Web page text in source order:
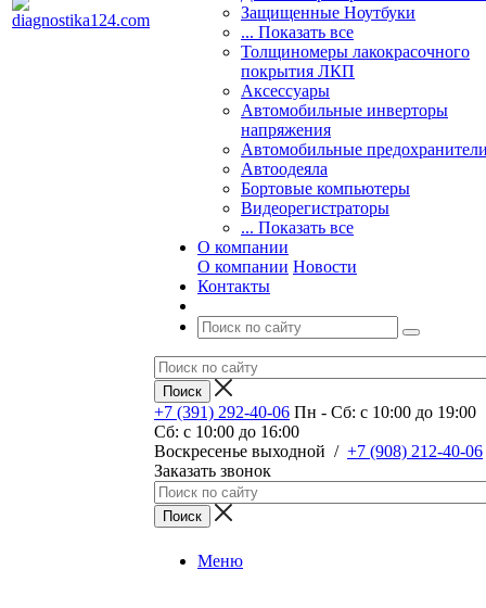
Защищенные Ноутбуки
... Показать все
Толщиномеры лакокрасочного
покрытия ЛКП
Аксессуары
Автомобильные инверторы
напряжения
Автомобильные
Автоодеяла
Бортовые компьютеры
Видеорегистраторы
... Показать все
О компании
О компании Новости
Контакты
+7 (391) 292-40-06 Пн - Сб: c 10:00 до 19:00
Сб: c 10:00 до 16:00
​Воскресенье выходной / +7 (908) 212-40-06
Заказать звонок
Меню